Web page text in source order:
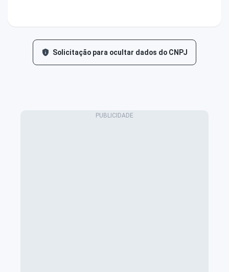
Solicitação para ocultar dados do CNPJ